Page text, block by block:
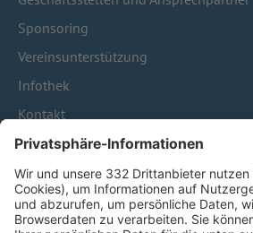
Sponsoring
Vereinsunterstützung
Infothek
Kontakt
HÄUFIG BESUCHTE SEITEN
Pässe und Vereinswechsel
Trainerausbildung